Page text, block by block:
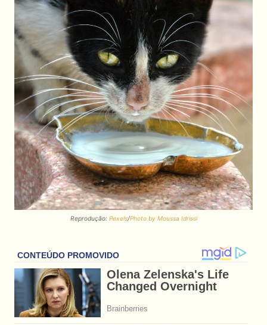
Reprodução: Pexels/Photo by Moussa Idrissi